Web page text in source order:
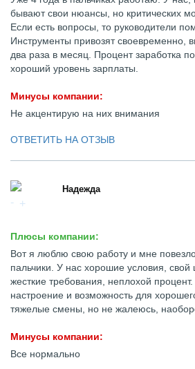
бывают свои нюансы, но критических
Если есть вопросы, то руководители
Инструменты привозят своевременно,
два раза в месяц. Процент заработка
хороший уровень зарплаты.
Минусы компании:
Не акцентирую на них внимания
ОТВЕТИТЬ НА ОТЗЫВ
Надежда
Плюсы компании:
Вот я люблю свою работу и мне
пальчики. У нас хорошие условия, свой
жесткие требования, неплохой
настроение и возможность для
тяжелые смены, но не жалеюсь,
Минусы компании:
Все нормально